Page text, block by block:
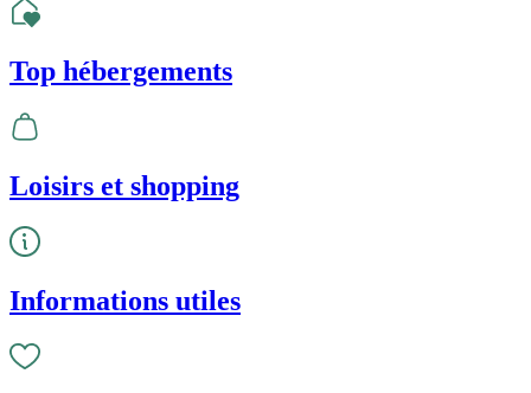
Top hébergements
Loisirs et shopping
Informations utiles